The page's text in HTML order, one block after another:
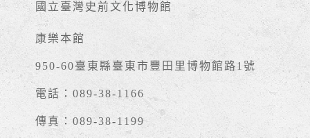
國立臺灣史前文化博物館
康樂本館
950-60臺東縣臺東市豐田里博物館路1號
電話：089-38-1166
傳真：089-38-1199